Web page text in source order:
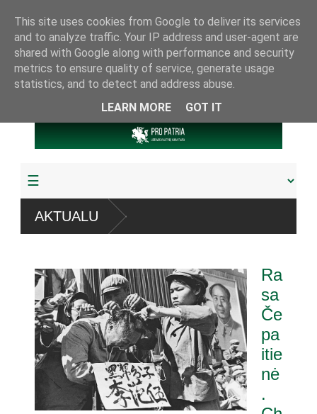
AKTUALU
referendumu
pat. referendumui dėl
Ra
sa
Če
pa
itie
nė
.
This site uses cookies from Google to deliver its services
and to analyze traffic. Your IP address and user-agent are
shared with Google along with performance and security
metrics to ensure quality of service, generate usage
statistics, and to detect and address abuse.
LEARN MORE
GOT IT